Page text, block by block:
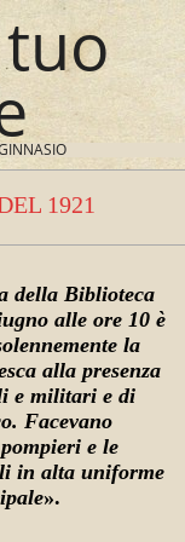
1921
della Biblioteca
alle ore 10 è
la
alla presenza
e militari e di
Facevano
e le
in alta uniforme
».